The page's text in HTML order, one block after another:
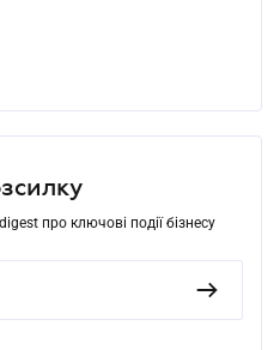
про ключові події бізнесу